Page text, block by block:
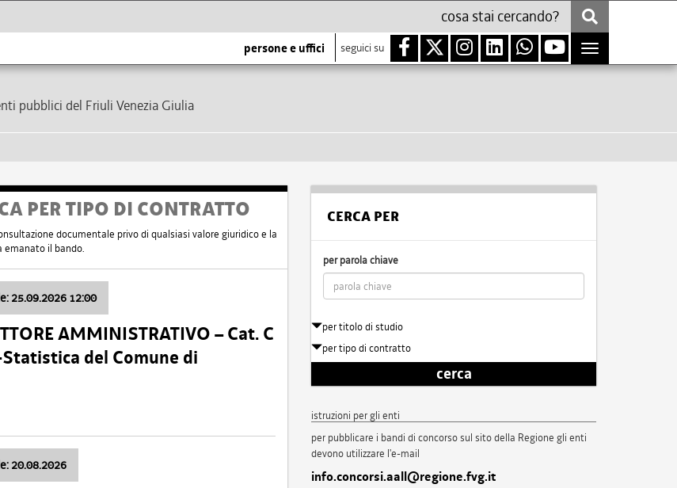
persone e uffici seguici su
Toggle
navigation
pubblici del Friuli Venezia Giulia
PER TIPO DI CONTRATTO
documentale privo di qualsiasi valore giuridico e la
emanato il bando.
25.09.2026 12:00
AMMINISTRATIVO – Cat. C
del Comune di
20.08.2026
CERCA PER
per parola chiave
per titolo di studio
per tipo di contratto
cerca
istruzioni per gli enti
per pubblicare i bandi di concorso sul sito della Regione gli enti
devono utilizzare l'e-mail
info.concorsi.aall@regione.fvg.it